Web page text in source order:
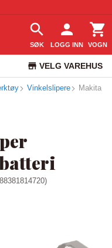
SØK LOGG INN VOGN
VELG VAREHUS
KUNDESERVICE
Vinkelslipere Makita